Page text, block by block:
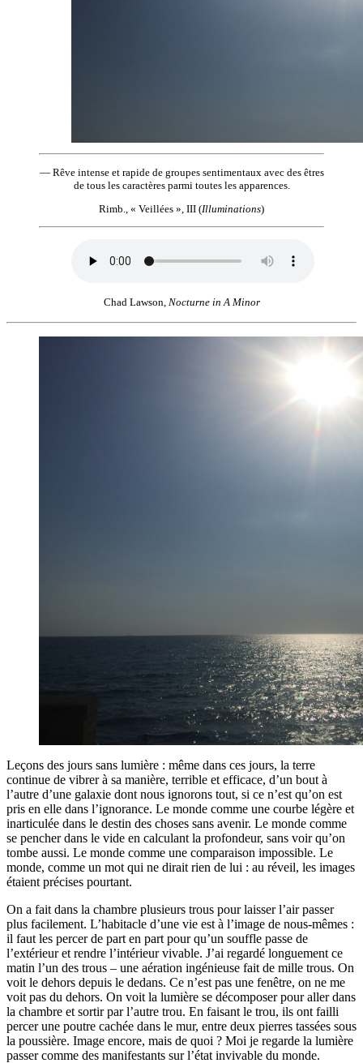
— Rêve intense et rapide de groupes sentimentaux avec des êtres
de tous les caractères parmi toutes les apparences.
Rimb., « Veillées », III (Illuminations)
Chad Lawson, Nocturne in A Minor
Leçons des jours sans lumière : même dans ces jours, la terre
continue de vibrer à sa manière, terrible et efficace, d’un bout à
l’autre d’une galaxie dont nous ignorons tout, si ce n’est qu’on est
pris en elle dans l’ignorance. Le monde comme une courbe légère et
inarticulée dans le destin des choses sans avenir. Le monde comme
se pencher dans le vide en calculant la profondeur, sans voir qu’on
tombe aussi. Le monde comme une comparaison impossible. Le
monde, comme un mot qui ne dirait rien de lui : au réveil, les images
étaient précises pourtant.
On a fait dans la chambre plusieurs trous pour laisser l’air passer
plus facilement. L’habitacle d’une vie est à l’image de nous-mêmes :
il faut les percer de part en part pour qu’un souffle passe de
l’extérieur et rendre l’intérieur vivable. J’ai regardé longuement ce
matin l’un des trous – une aération ingénieuse fait de mille trous. On
voit le dehors depuis le dedans. Ce n’est pas une fenêtre, on ne me
voit pas du dehors. On voit la lumière se décomposer pour aller dans
la chambre et sortir par l’autre trou. En faisant le trou, ils ont failli
percer une poutre cachée dans le mur, entre deux pierres tassées sous
la poussière. Image encore, mais de quoi ? Moi je regarde la lumière
passer comme des manifestants sur l’état invivable du monde.